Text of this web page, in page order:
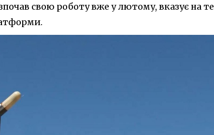
свою роботу вже у лютому, вказує на